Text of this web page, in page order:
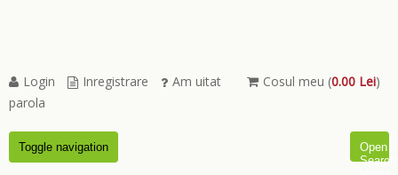
Cosul meu (0.00 Lei)
Login Inregistrare
Am uitat
parola
Toggle navigation
Open
Search